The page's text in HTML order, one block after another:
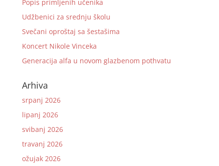
Popis primljenih učenika
Udžbenici za srednju školu
Svečani oproštaj sa šestašima
Koncert Nikole Vinceka
Generacija alfa u novom glazbenom pothvatu
Arhiva
srpanj 2026
lipanj 2026
svibanj 2026
travanj 2026
ožujak 2026